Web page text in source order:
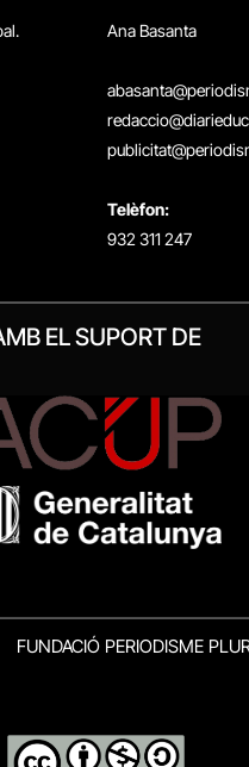
Ana Basanta
Telèfon:
932 311 247
EL SUPORT DE
FUNDACIÓ PERIODISME